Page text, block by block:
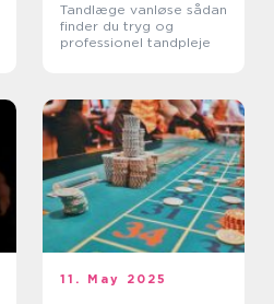
Tandlæge vanløse sådan
finder du tryg og
professionel tandpleje
11. May 2025